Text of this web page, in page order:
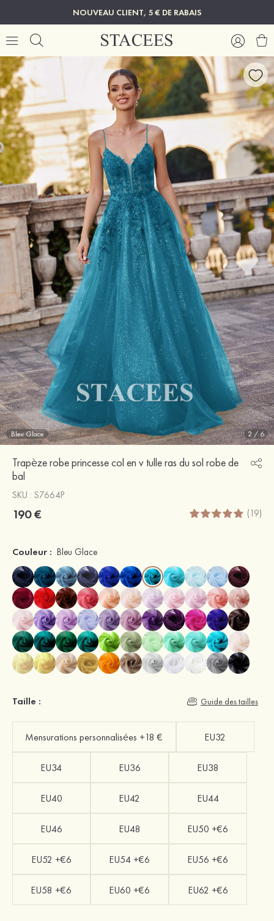
NOUVEAU CLIENT, 5 € DE RABAIS
Bleu Glace 2 /6
Trapèze robe princesse col en v tulle ras du sol robe de
bal
SKU : S7664P
190 € (19)
Couleur : Bleu Glace
Taille : Guide des tailles
Mensurations personnalisées +18 € EU32
EU34 EU36 EU38
EU40 EU42 EU44
EU46 EU48 EU50 +€6
EU52 +€6 EU54 +€6 EU56 +€6
EU58 +€6 EU60 +€6 EU62 +€6